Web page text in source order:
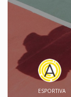
ESPORTIVA